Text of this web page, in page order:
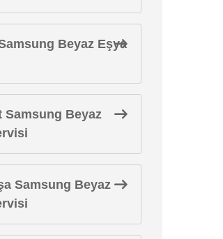
Beyaz Eşya
Samsung Beyaz
Samsung Beyaz